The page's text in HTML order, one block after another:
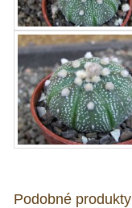
Podobné produkty